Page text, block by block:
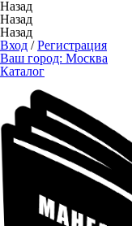
Назад
Назад
Назад
Вход /Регистрация
Ваш город: Москва
Каталог